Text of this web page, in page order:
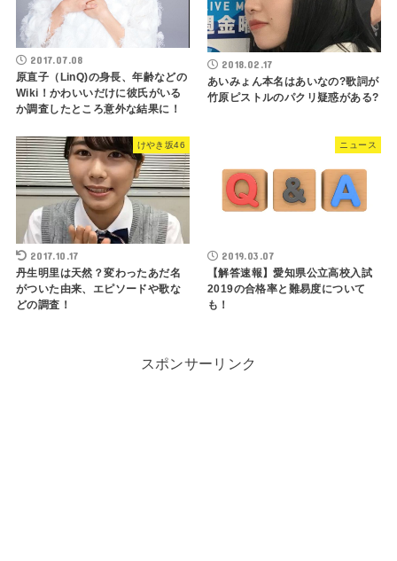
2017.07.08
原直子（LinQ)の身長、年齢などの
Wiki！かわいいだけに彼氏がいる
か調査したところ意外な結果に！
2018.02.17
あいみょん本名はあいなの?歌詞が
竹原ピストルのパクリ疑惑がある?
けやき坂46
2017.10.17
丹生明里は天然？変わったあだ名
がついた由来、エピソードや歌な
どの調査！
ニュース
2019.03.07
【解答速報】愛知県公立高校入試
2019の合格率と難易度について
も！
スポンサーリンク